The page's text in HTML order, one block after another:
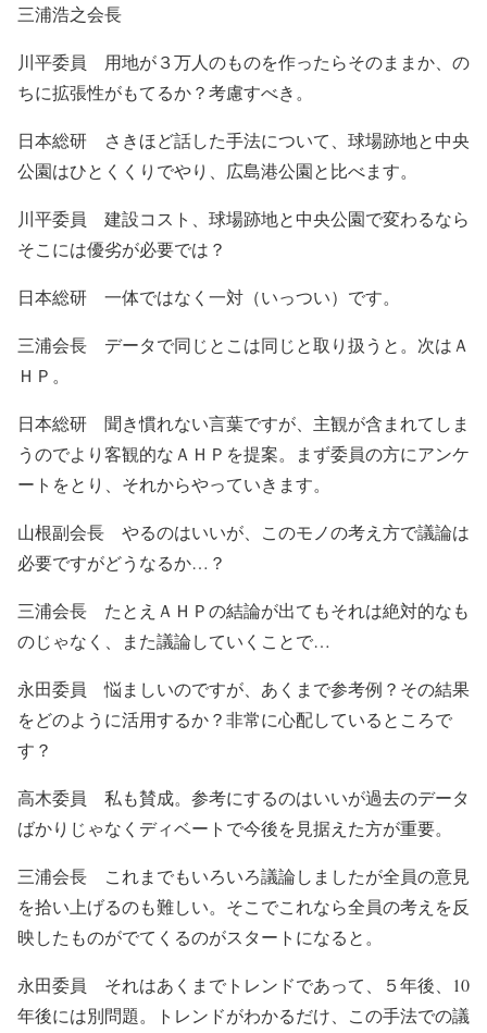
三浦浩之会長
川平委員 用地が３万人のものを作ったらそのままか、の
ちに拡張性がもてるか？考慮すべき。
日本総研 さきほど話した手法について、球場跡地と中央
公園はひとくくりでやり、広島港公園と比べます。
川平委員 建設コスト、球場跡地と中央公園で変わるなら
そこには優劣が必要では？
日本総研 一体ではなく一対（いっつい）です。
三浦会長 データで同じとこは同じと取り扱うと。次はＡ
ＨＰ。
日本総研 聞き慣れない言葉ですが、主観が含まれてしま
うのでより客観的なＡＨＰを提案。まず委員の方にアンケ
ートをとり、それからやっていきます。
山根副会長 やるのはいいが、このモノの考え方で議論は
必要ですがどうなるか…？
三浦会長 たとえＡＨＰの結論が出てもそれは絶対的なも
のじゃなく、また議論していくことで…
永田委員 悩ましいのですが、あくまで参考例？その結果
をどのように活用するか？非常に心配しているところで
す？
高木委員 私も賛成。参考にするのはいいが過去のデータ
ばかりじゃなくディベートで今後を見据えた方が重要。
三浦会長 これまでもいろいろ議論しましたが全員の意見
を拾い上げるのも難しい。そこでこれなら全員の考えを反
映したものがでてくるのがスタートになると。
永田委員 それはあくまでトレンドであって、５年後、10
年後には別問題。トレンドがわかるだけ、この手法での議